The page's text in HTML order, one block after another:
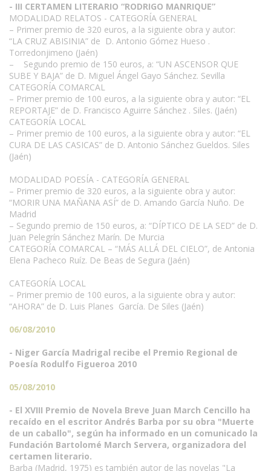
- III CERTAMEN LITERARIO “RODRIGO MANRIQUE”
MODALIDAD RELATOS - CATEGORÍA GENERAL
– Primer premio de 320 euros, a la siguiente obra y autor:
“LA CRUZ ABISINIA” de D. Antonio Gómez Hueso .
Torredonjimeno (Jaén)
– Segundo premio de 150 euros, a: “UN ASCENSOR QUE
SUBE Y BAJA” de D. Miguel Ángel Gayo Sánchez. Sevilla
CATEGORÍA COMARCAL
– Primer premio de 100 euros, a la siguiente obra y autor: “EL
REPORTAJE” de D. Francisco Aguirre Sánchez . Siles. (Jaén)
CATEGORÍA LOCAL
– Primer premio de 100 euros, a la siguiente obra y autor: “EL
CURA DE LAS CASICAS” de D. Antonio Sánchez Gueldos. Siles
(Jaén)
MODALIDAD POESÍA - CATEGORÍA GENERAL
– Primer premio de 320 euros, a la siguiente obra y autor:
“MORIR UNA MAÑANA ASÍ” de D. Amando García Nuño. De
Madrid
– Segundo premio de 150 euros, a: “DÍPTICO DE LA SED” de D.
Juan Pelegrín Sánchez Marín. De Murcia
CATEGORÍA COMARCAL – “MÁS ALLÁ DEL CIELO”, de Antonia
Elena Pacheco Ruíz. De Beas de Segura (Jaén)
CATEGORÍA LOCAL
– Primer premio de 100 euros, a la siguiente obra y autor:
“AHORA” de D. Luis Planes García. De Siles (Jaén)
06/08/2010
- Niger García Madrigal recibe el Premio Regional de
Poesía Rodulfo Figueroa 2010
05/08/2010
- El XVIII Premio de Novela Breve Juan March Cencillo ha
recaído en el escritor Andrés Barba por su obra "Muerte
de un caballo", según ha informado en un comunicado la
Fundación Bartolomé March Servera, organizadora del
certamen literario.
Barba (Madrid, 1975) es también autor de las novelas "La